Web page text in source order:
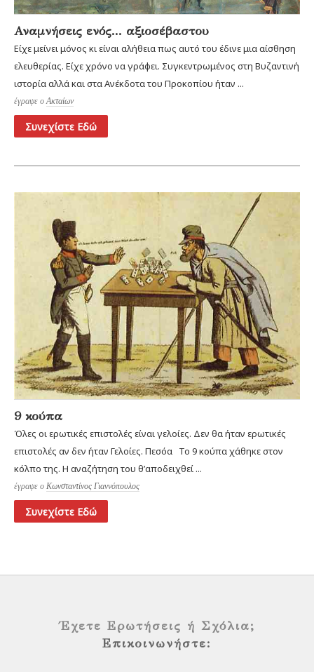
Αναμνήσεις ενός... αξιοσέβαστου
Είχε μείνει μόνος κι είναι αλήθεια πως αυτό του έδινε μια αίσθηση
ελευθερίας. Είχε χρόνο να γράφει. Συγκεντρωμένος στη Βυζαντινή
ιστορία αλλά και στα Ανέκδοτα του Προκοπίου ήταν ...
έγραψε ο Ακταίων
Συνεχίστε Εδώ
9 κούπα
Όλες οι ερωτικές επιστολές είναι γελοίες. Δεν θα ήταν ερωτικές
επιστολές αν δεν ήταν Γελοίες. Πεσόα Το 9 κούπα χάθηκε στον
κόλπο της. Η αναζήτηση του θ’αποδειχθεί ...
έγραψε ο Κωνσταντίνος Γιαννόπουλος
Συνεχίστε Εδώ
Έχετε Ερωτήσεις ή Σχόλια;
Επικοινωνήστε: